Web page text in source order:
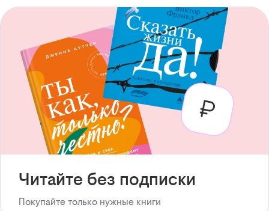
Читайте без подписки
Покупайте только нужные книги